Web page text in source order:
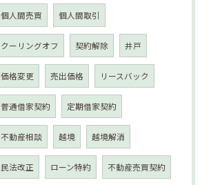
個人間売買 個人間取引
クーリングオフ 契約解除 井戸
価格変更 売出価格 リースバック
普通借家契約 定期借家契約
不動産相談 越境 越境解消
民法改正 ローン特約 不動産売買契約